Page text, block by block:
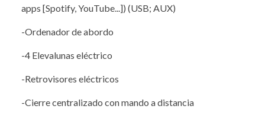
apps [Spotify, YouTube...]) (USB; AUX)
-Ordenador de abordo
-4 Elevalunas eléctrico
-Retrovisores eléctricos
-Cierre centralizado con mando a distancia